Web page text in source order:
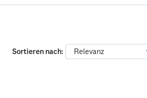
Sortieren nach